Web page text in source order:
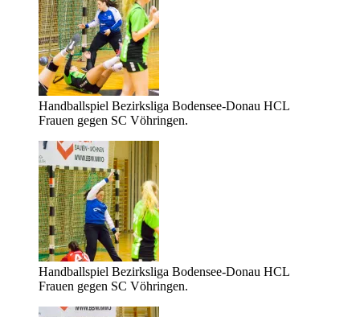
Handballspiel Bezirksliga Bodensee-Donau HCL
Frauen gegen SC Vöhringen.
Handballspiel Bezirksliga Bodensee-Donau HCL
Frauen gegen SC Vöhringen.